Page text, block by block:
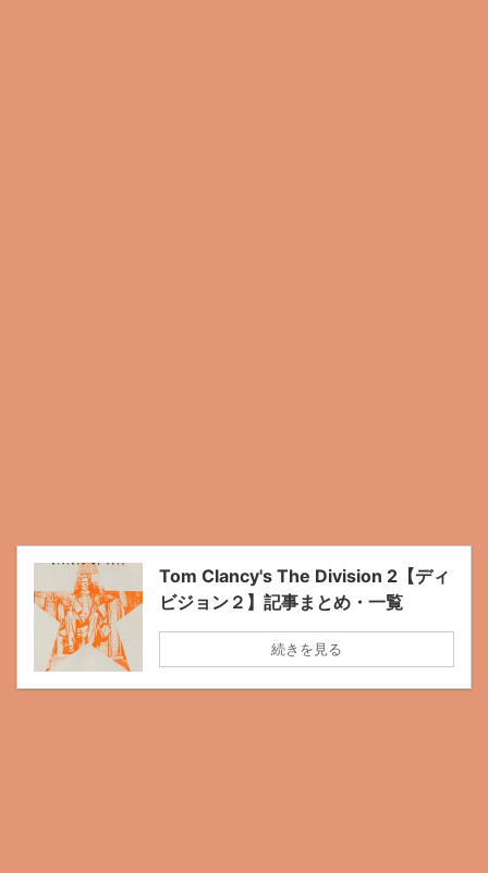
Tom Clancy's The Division 2【ディ
ビジョン２】記事まとめ・一覧
続きを見る